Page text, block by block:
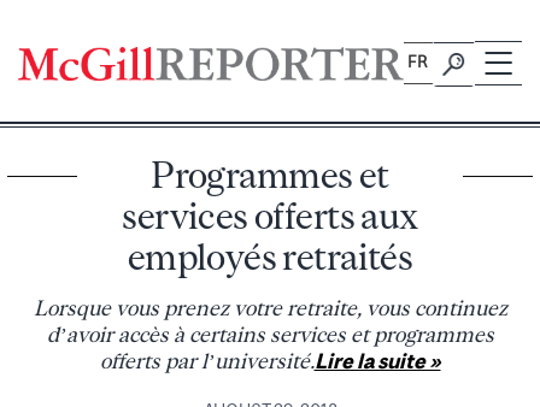
content
FR
Programmes et
services offerts aux
employés retraités
Lorsque vous prenez votre retraite, vous continuez
d’avoir accès à certains services et programmes
offerts par l’université.Lire la suite »